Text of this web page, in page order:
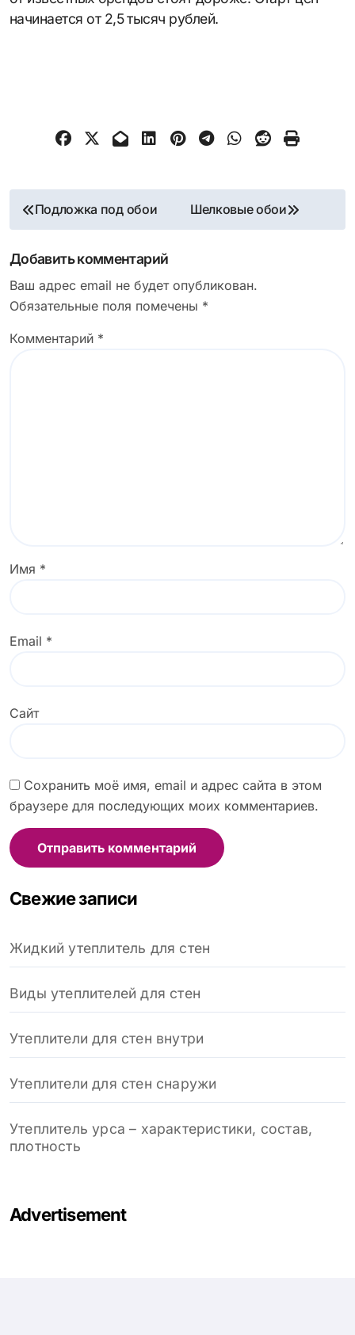
начинается от 2,5 тысяч рублей.
Навигация
по
записям
Подложка под обои Шелковые обои
Добавить комментарий
Ваш адрес email не будет опубликован.
Обязательные поля помечены *
Комментарий *
Имя *
Email *
Сайт
Сохранить моё имя, email и адрес сайта в этом
браузере для последующих моих комментариев.
Свежие записи
Жидкий утеплитель для стен
Виды утеплителей для стен
Утеплители для стен внутри
Утеплители для стен снаружи
Утеплитель урса – характеристики, состав,
плотность
Advertisement